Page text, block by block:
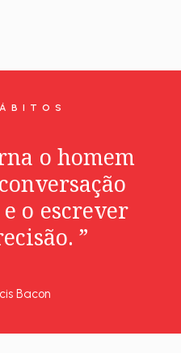
o homem
conversação
e o escrever
”
Bacon